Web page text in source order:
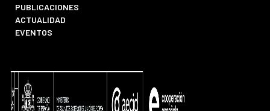
PUBLICACIONES
ACTUALIDAD
EVENTOS